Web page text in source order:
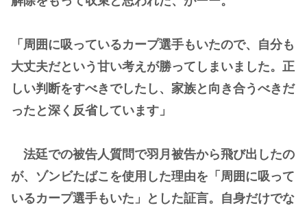
「周囲に吸っているカープ選手もいたので、自分も
大丈夫だという甘い考えが勝ってしまいました。正
しい判断をすべきでしたし、家族と向き合うべきだ
ったと深く反省しています」
法廷での被告人質問で羽月被告から飛び出したの
が、ゾンビたばこを使用した理由を「周囲に吸って
いるカープ選手もいた」とした証言。自身だけでな